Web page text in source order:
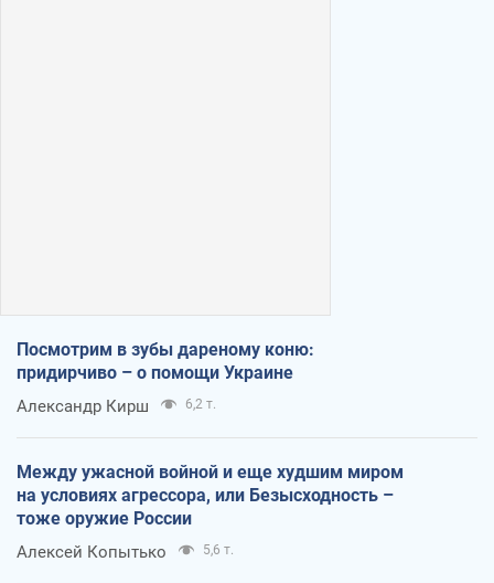
Посмотрим в зубы дареному коню:
придирчиво – о помощи Украине
Александр Кирш 6,2 т.
Между ужасной войной и еще худшим миром
на условиях агрессора, или Безысходность –
тоже оружие России
Алексей Копытько 5,6 т.